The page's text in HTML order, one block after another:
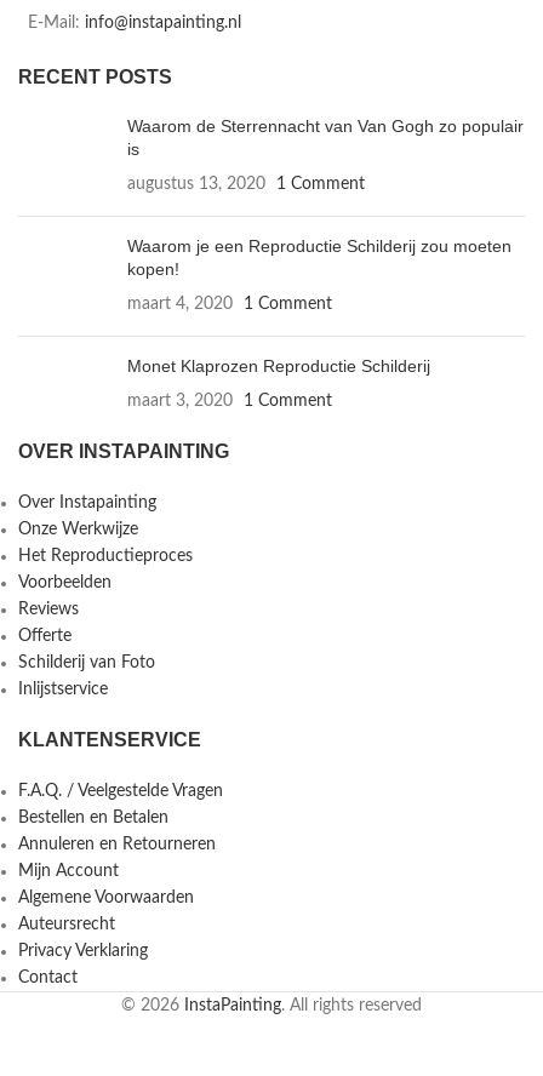
E-Mail: info@instapainting.nl
RECENT POSTS
Waarom de Sterrennacht van Van Gogh zo populair
is
augustus 13, 2020 1 Comment
Waarom je een Reproductie Schilderij zou moeten
kopen!
maart 4, 2020 1 Comment
Monet Klaprozen Reproductie Schilderij
maart 3, 2020 1 Comment
OVER INSTAPAINTING
Over Instapainting
Onze Werkwijze
Het Reproductieproces
Voorbeelden
Reviews
Offerte
Schilderij van Foto
Inlijstservice
KLANTENSERVICE
F.A.Q. / Veelgestelde Vragen
Bestellen en Betalen
Annuleren en Retourneren
Mijn Account
Algemene Voorwaarden
Auteursrecht
Privacy Verklaring
Contact
© 2026
InstaPainting. All rights reserved